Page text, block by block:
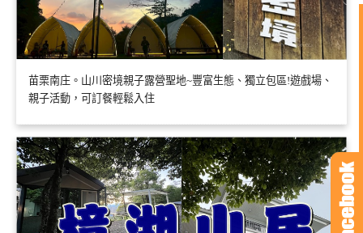
苗栗南庄。山川密境親子露營聖地~豐富生態、獨立包區!遊戲場、
親子活動，可訂餐輕鬆入住